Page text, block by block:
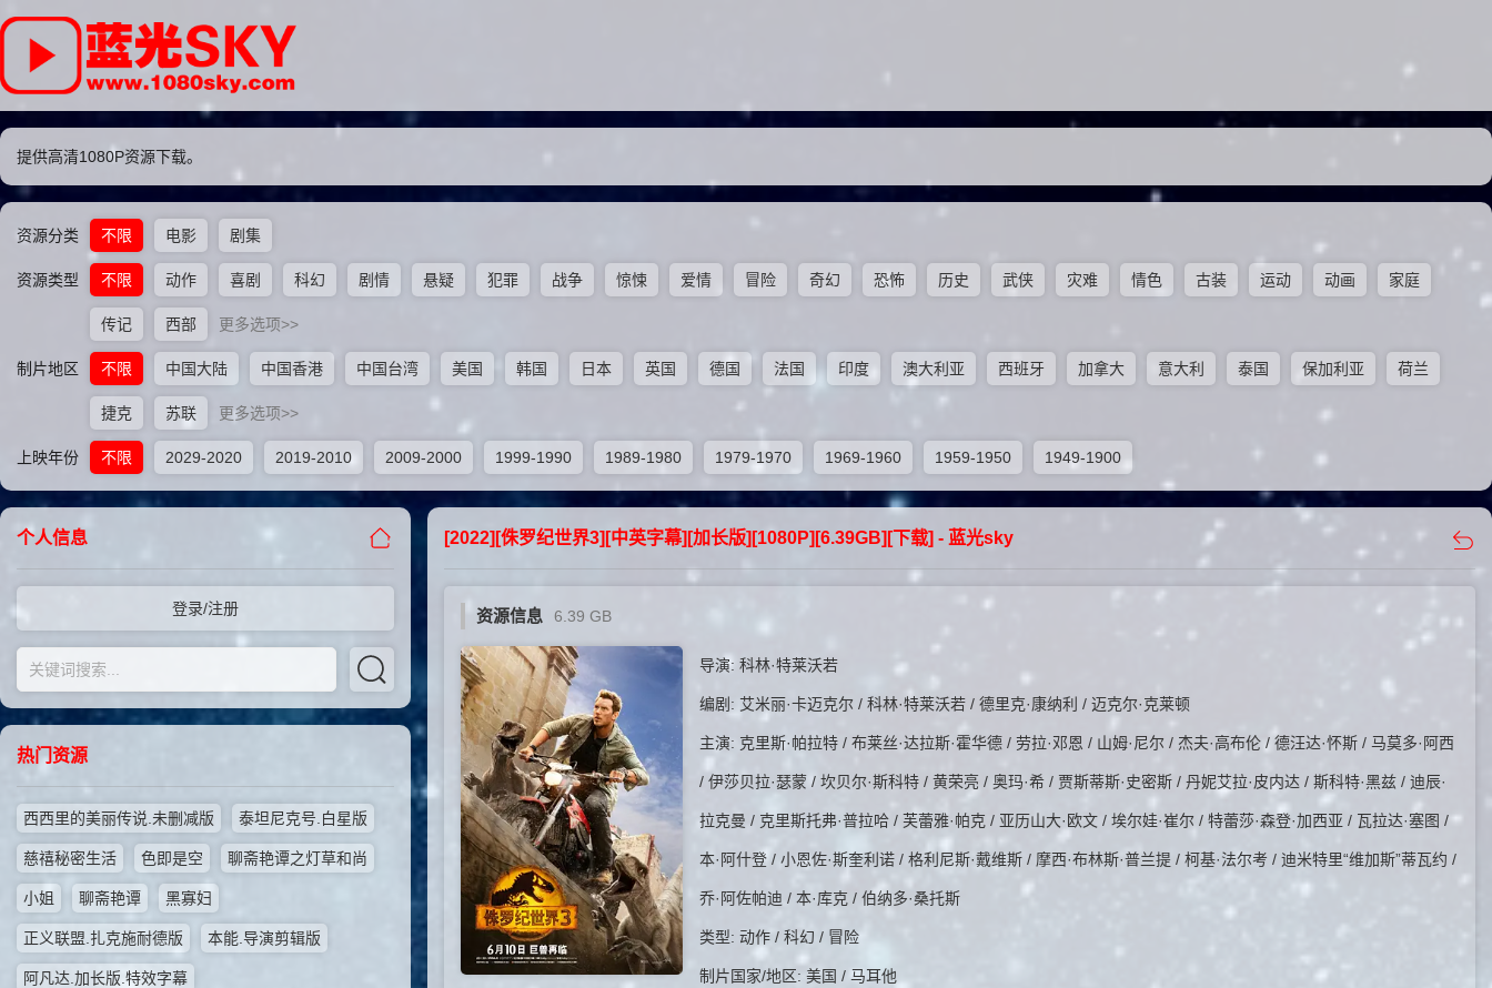
提供高清1080P资源下载。
资源分类 不限 电影 剧集
资源类型 不限 动作 喜剧 科幻 剧情 悬疑 犯罪 战争 惊悚 爱情 冒险 奇幻 恐怖 历史 武侠 灾难 情色 古装 运动 动画 家庭
传记 西部 更多选项>>
制片地区 不限 中国大陆 中国香港 中国台湾 美国 韩国 日本 英国 德国 法国 印度 澳大利亚 西班牙 加拿大 意大利 泰国 保加利亚 荷兰
捷克 苏联 更多选项>>
上映年份 不限 2029-2020 2019-2010 2009-2000 1999-1990 1989-1980 1979-1970 1969-1960 1959-1950 1949-1900
个人信息
登录/注册
热门资源
西西里的美丽传说.未删减版 泰坦尼克号.白星版
慈禧秘密生活 色即是空 聊斋艳谭之灯草和尚
小姐 聊斋艳谭 黑寡妇
正义联盟.扎克施耐德版 本能.导演剪辑版
阿凡达.加长版.特效字幕
[2022][侏罗纪世界3][中英字幕][加长版][1080P][6.39GB][下载] - 蓝光sky
资源信息 6.39 GB
导演: 科林·特莱沃若
编剧: 艾米丽·卡迈克尔 / 科林·特莱沃若 / 德里克·康纳利 / 迈克尔·克莱顿
主演: 克里斯·帕拉特 / 布莱丝·达拉斯·霍华德 / 劳拉·邓恩 / 山姆·尼尔 / 杰夫·高布伦 / 德汪达·怀斯 / 马莫多·阿西
/ 伊莎贝拉·瑟蒙 / 坎贝尔·斯科特 / 黄荣亮 / 奥玛·希 / 贾斯蒂斯·史密斯 / 丹妮艾拉·皮内达 / 斯科特·黑兹 / 迪辰·
拉克曼 / 克里斯托弗·普拉哈 / 芙蕾雅·帕克 / 亚历山大·欧文 / 埃尔娃·崔尔 / 特蕾莎·森登·加西亚 / 瓦拉达·塞图 /
本·阿什登 / 小恩佐·斯奎利诺 / 格利尼斯·戴维斯 / 摩西·布林斯·普兰提 / 柯基·法尔考 / 迪米特里“维加斯”蒂瓦约 /
乔·阿佐帕迪 / 本·库克 / 伯纳多·桑托斯
类型: 动作 / 科幻 / 冒险
制片国家/地区: 美国 / 马耳他